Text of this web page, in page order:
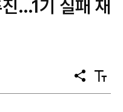
…1기 실패 재
공
유
텍
스